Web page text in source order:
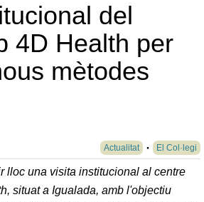
del
4D Health per
mètodes
Actualitat
El Col·legi
lloc una visita institucional al centre
situat a Igualada, amb l'objectiu